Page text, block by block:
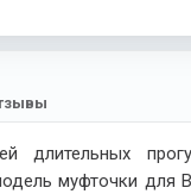
длительных
муфточки для